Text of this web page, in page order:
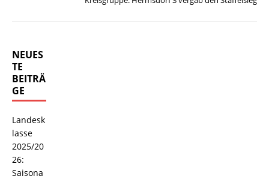
NEUES
TE
BEITRÄ
GE
Landesk
lasse
2025/20
26:
Saisona